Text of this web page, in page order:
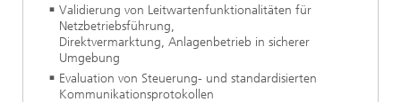
Validierung von Leitwartenfunktionalitäten für
Netzbetriebsführung,
Direktvermarktung, Anlagenbetrieb in sicherer
Umgebung
Evaluation von Steuerung- und standardisierten
Kommunikationsprotokollen